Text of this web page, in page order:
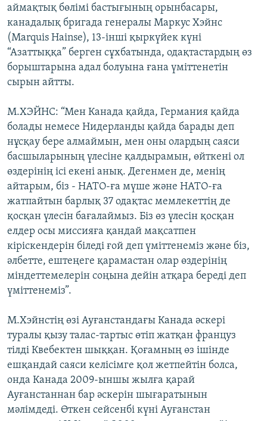
аймақтық бөлімі бастығының орынбасары,
канадалық бригада генералы Маркус Хэйнс
(Marquis Hainse), 13-інші қыркүйек күні
“Азаттыққа” берген сұхбатында, одақтастардың өз
борыштарына адал болуына ғана үміттенетін
сырын айтты.
М.ХЭЙНС: “Мен Канада қайда, Германия қайда
болады немесе Нидерланды қайда барады деп
нұсқау бере алмаймын, мен оны олардың саяси
басшыларының үлесіне қалдырамын, өйткені ол
өздерінің ісі екені анық. Дегенмен де, менің
айтарым, біз - НАТО-ға мүше және НАТО-ға
жатпайтын барлық 37 одақтас мемлекеттің де
қосқан үлесін бағалаймыз. Біз өз үлесін қосқан
елдер осы миссияға қандай мақсатпен
кіріскендерін біледі ғой деп үміттенеміз және біз,
әлбетте, ештеңеге қарамастан олар өздерінің
міндеттемелерін соңына дейін атқара береді деп
үміттенеміз”.
М.Хэйнстің өзі Ауғанстандағы Канада әскері
туралы қызу талас-тартыс өтіп жатқан француз
тілді Квебектен шыққан. Қоғамның өз ішінде
ешқандай саяси келісімге қол жетпейтін болса,
онда Канада 2009-ыншы жылға қарай
Ауғанстаннан бар әскерін шығаратынын
мәлімдеді. Өткен сейсенбі күні Ауғанстан